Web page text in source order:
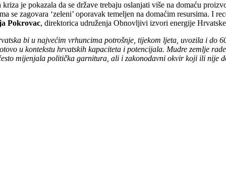
kriza je pokazala da se države trebaju oslanjati više na domaću
se zagovara ‘zeleni’ oporavak temeljen na domaćim resursima. I
Pokrovac, direktorica udruženja Obnovljivi izvori energije
bi u najvećim vrhuncima potrošnje, tijekom ljeta, uvozila i do
u kontekstu hrvatskih kapaciteta i potencijala. Mudre zemlje
mijenjala politička garnitura, ali i zakonodavni okvir koji ili nije